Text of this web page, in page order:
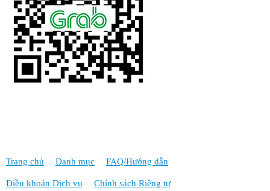
Trang chủ Danh mục FAQ/Hướng dẫn
Điều khoản Dịch vụ Chính sách Riêng tư